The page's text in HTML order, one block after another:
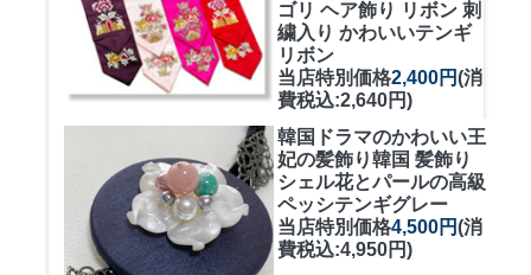
ゴリ ヘア飾り リボン 刺
繍入り かわいいテンギ
リボン
当店特別価格2,400円(消
費税込:2,640円)
韓国ドラマのかわいい王
妃の髪飾り韓国 髪飾り
シェル花とパールの高級
ペッシテンギグレー
当店特別価格4,500円(消
費税込:4,950円)